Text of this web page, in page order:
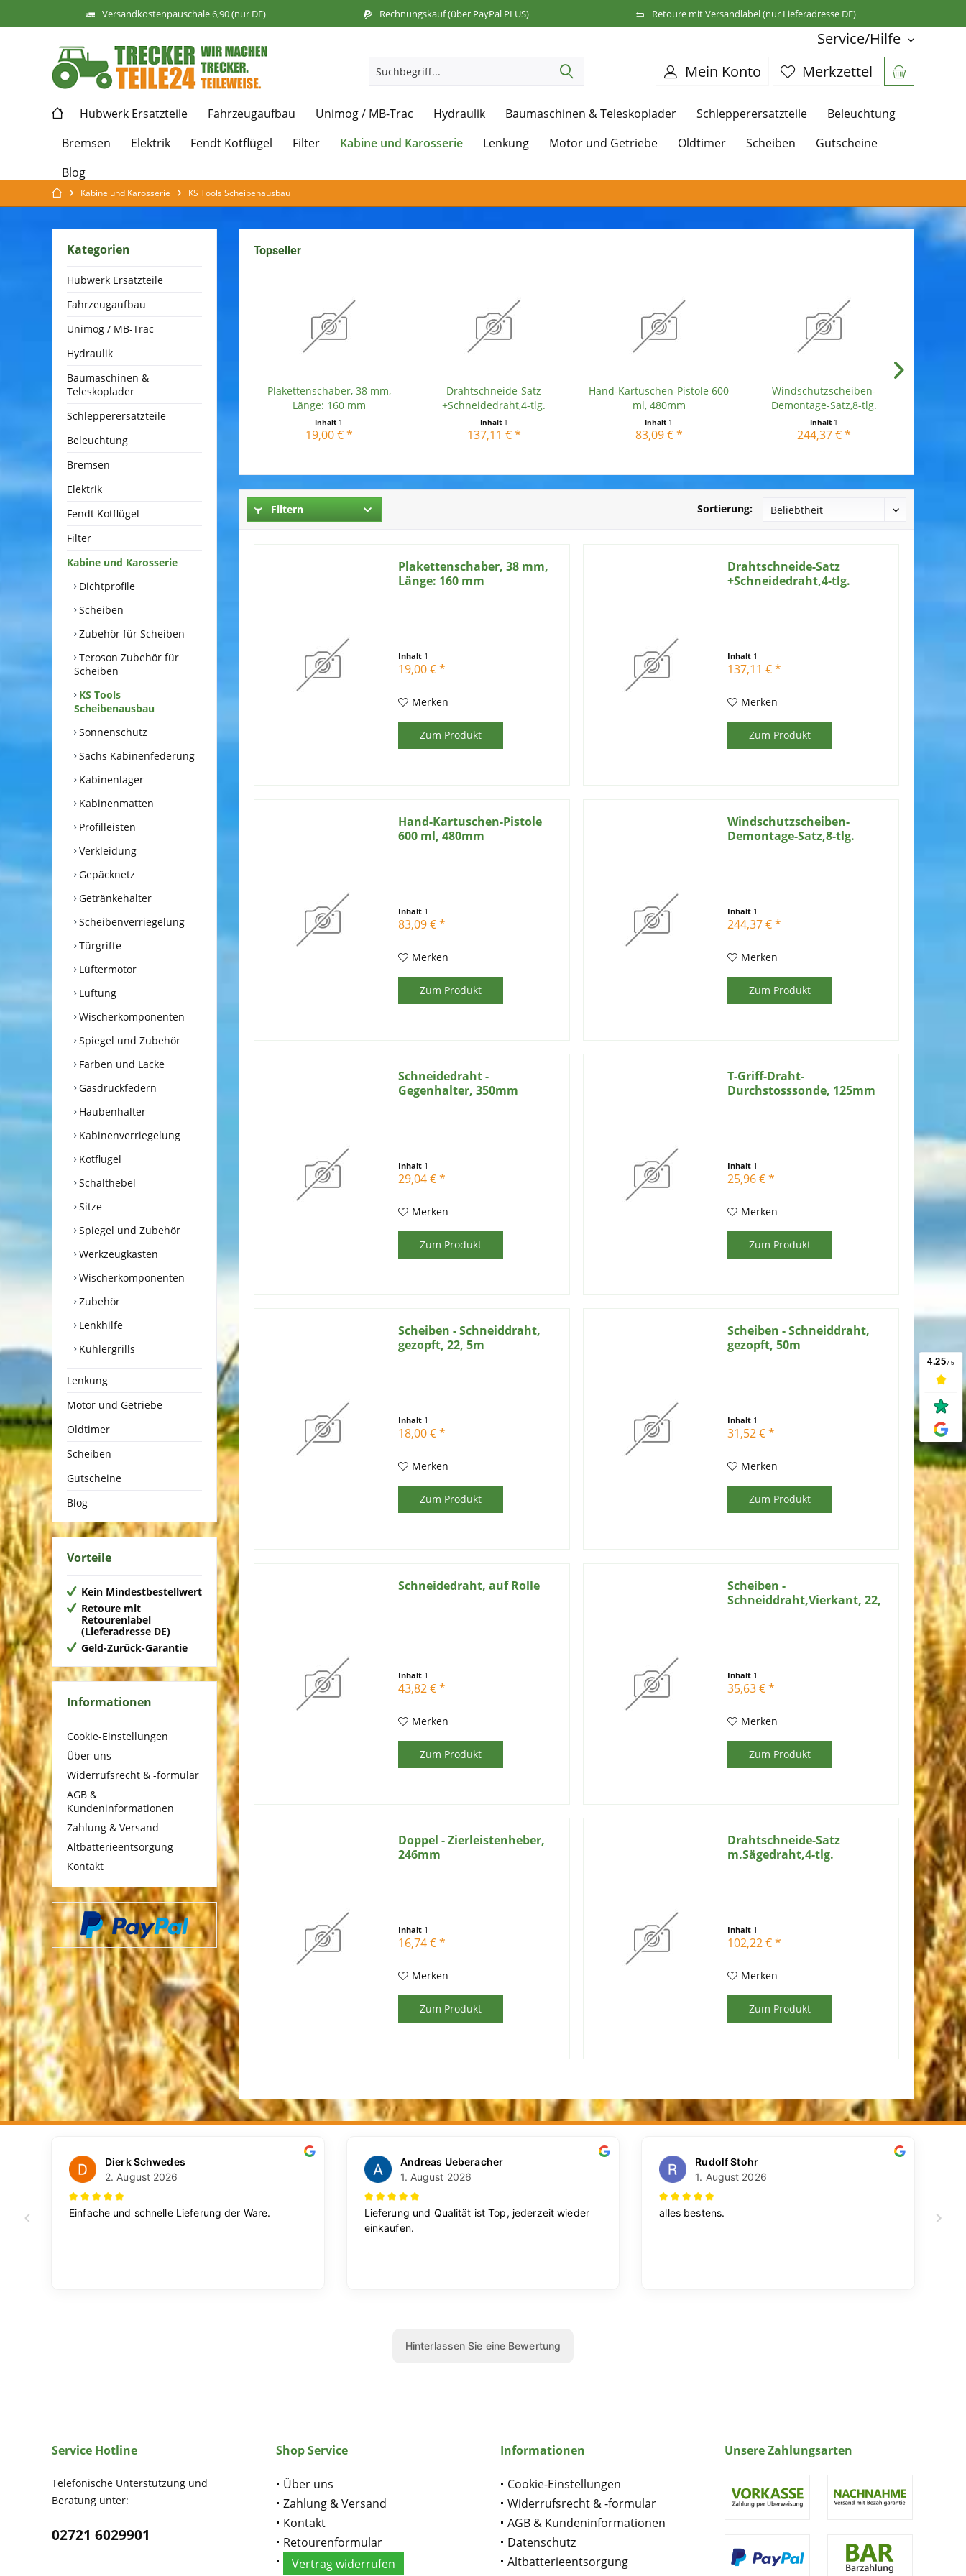
Versandkostenpauschale 6,90 (nur DE) Rechnungskauf (über PayPal PLUS) Retoure mit Versandlabel (nur Lieferadresse DE)
Service/Hilfe
Merkzettel
Mein Konto
Hubwerk Ersatzteile Fahrzeugaufbau Unimog / MB-Trac Hydraulik Baumaschinen & Teleskoplader Schlepperersatzteile
Beleuchtung
Bremsen
Elektrik Fendt Kotflügel Filter Kabine und Karosserie Lenkung Motor und Getriebe Oldtimer Scheiben
Gutscheine
Blog
Kabine und Karosserie KS Tools Scheibenausbau
Kategorien
Hubwerk Ersatzteile
Fahrzeugaufbau
Unimog / MB-Trac
Hydraulik
Baumaschinen &
Teleskoplader
Schlepperersatzteile
Beleuchtung
Bremsen
Elektrik
Fendt Kotflügel
Filter
Kabine und Karosserie
Dichtprofile
Scheiben
Zubehör für Scheiben
Teroson Zubehör für
Scheiben
KS Tools
Scheibenausbau
Sonnenschutz
Sachs Kabinenfederung
Kabinenlager
Kabinenmatten
Profilleisten
Verkleidung
Gepäcknetz
Getränkehalter
Scheibenverriegelung
Türgriffe
Lüftermotor
Lüftung
Wischerkomponenten
Spiegel und Zubehör
Farben und Lacke
Gasdruckfedern
Haubenhalter
Kabinenverriegelung
Kotflügel
Schalthebel
Sitze
Spiegel und Zubehör
Werkzeugkästen
Wischerkomponenten
Zubehör
Lenkhilfe
Kühlergrills
Lenkung
Motor und Getriebe
Oldtimer
Scheiben
Gutscheine
Blog
Vorteile
Kein Mindestbestellwert
Retoure mit
Retourenlabel
(Lieferadresse DE)
Geld-Zurück-Garantie
Informationen
Cookie-Einstellungen
Über uns
Widerrufsrecht & -formular
AGB &
Kundeninformationen
Zahlung & Versand
Altbatterieentsorgung
Kontakt
Topseller
Plakettenschaber, 38 mm,
Länge: 160 mm
Inhalt 1
19,00 € *
Drahtschneide-Satz
+Schneidedraht,4-tlg.
Inhalt 1
137,11 € *
Hand-Kartuschen-Pistole 600
ml, 480mm
Inhalt 1
83,09 € *
Windschutzscheiben-
Demontage-Satz,8-tlg.
Inhalt 1
244,37 € *
Filtern Sortierung:
Plakettenschaber, 38 mm,
Länge: 160 mm
Inhalt 1
19,00 € *
Merken
Zum Produkt
Drahtschneide-Satz
+Schneidedraht,4-tlg.
Inhalt 1
137,11 € *
Merken
Zum Produkt
Hand-Kartuschen-Pistole
600 ml, 480mm
Inhalt 1
83,09 € *
Merken
Zum Produkt
Windschutzscheiben-
Demontage-Satz,8-tlg.
Inhalt 1
244,37 € *
Merken
Zum Produkt
Schneidedraht -
Gegenhalter, 350mm
Inhalt 1
29,04 € *
Merken
Zum Produkt
T-Griff-Draht-
Durchstosssonde, 125mm
Inhalt 1
25,96 € *
Merken
Zum Produkt
Scheiben - Schneiddraht,
gezopft, 22, 5m
Inhalt 1
18,00 € *
Merken
Zum Produkt
Scheiben - Schneiddraht,
gezopft, 50m
Inhalt 1
31,52 € *
Merken
Zum Produkt
Schneidedraht, auf Rolle
Inhalt 1
43,82 € *
Merken
Zum Produkt
Scheiben -
Schneiddraht,Vierkant, 22,
Inhalt 1
35,63 € *
Merken
Zum Produkt
Doppel - Zierleistenheber,
246mm
Inhalt 1
16,74 € *
Merken
Zum Produkt
Drahtschneide-Satz
m.Sägedraht,4-tlg.
Inhalt 1
102,22 € *
Merken
Zum Produkt
Service Hotline
Telefonische Unterstützung und
Beratung unter:
02721 6029901
Shop Service
Über uns
Zahlung & Versand
Kontakt
Retourenformular
Vertrag widerrufen
Informationen
Cookie-Einstellungen
Widerrufsrecht & -formular
AGB & Kundeninformationen
Datenschutz
Altbatterieentsorgung
Unsere Zahlungsarten